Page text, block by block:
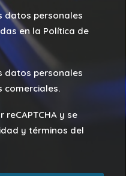
datos personales
en la Política de
datos personales
comerciales.
y se
y términos del